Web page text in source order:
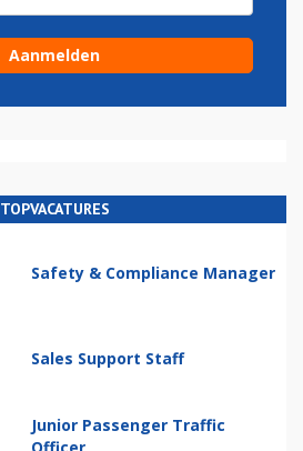
TOPVACATURES
Safety & Compliance Manager
Sales Support Staff
Junior Passenger Traffic
Officer